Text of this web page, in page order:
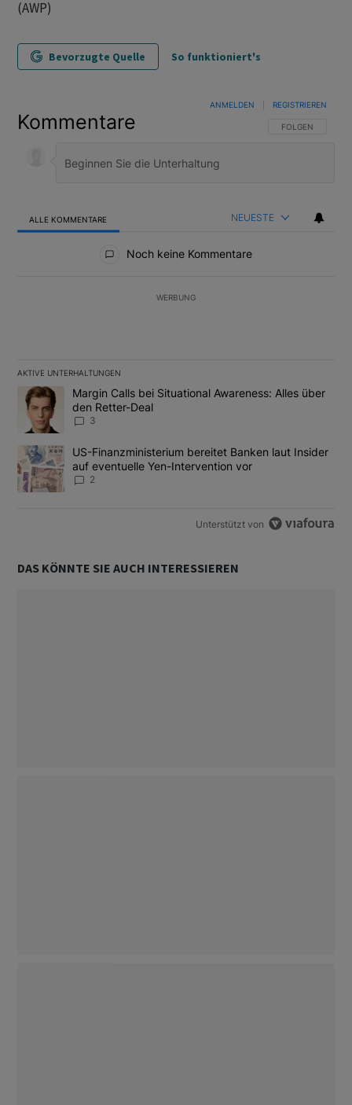
(AWP)
Bevorzugte Quelle So funktioniert's
Kommentare FOLGE DIESER
FOLGEN
ANMELDEN REGISTRIEREN
ALLE KOMMENTARE NEUESTE
Noch keine Kommentare
WERBUNG
AKTIVE UNTERHALTUNGEN
Das Folgende ist eine Liste der am meisten kommentierten
Ein Trendartikel mit dem Titel "Margin Calls bei Situational
Margin Calls bei Situational Awareness: Alles über
den Retter-Deal
3
Ein Trendartikel mit dem Titel "US-Finanzministerium bereitet
US-Finanzministerium bereitet Banken laut Insider
auf eventuelle Yen-Intervention vor
2
Unterstützt von
DAS KÖNNTE SIE AUCH INTERESSIEREN